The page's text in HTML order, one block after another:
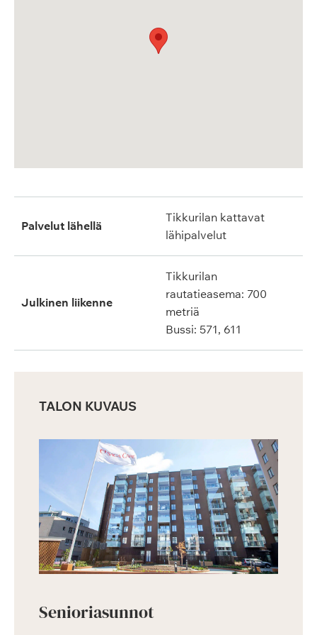
Palvelut lähellä
Tikkurilan kattavat
lähipalvelut
Julkinen liikenne
Tikkurilan
rautatieasema: 700
metriä
Bussi: 571, 611
TALON KUVAUS
Senioriasunnot